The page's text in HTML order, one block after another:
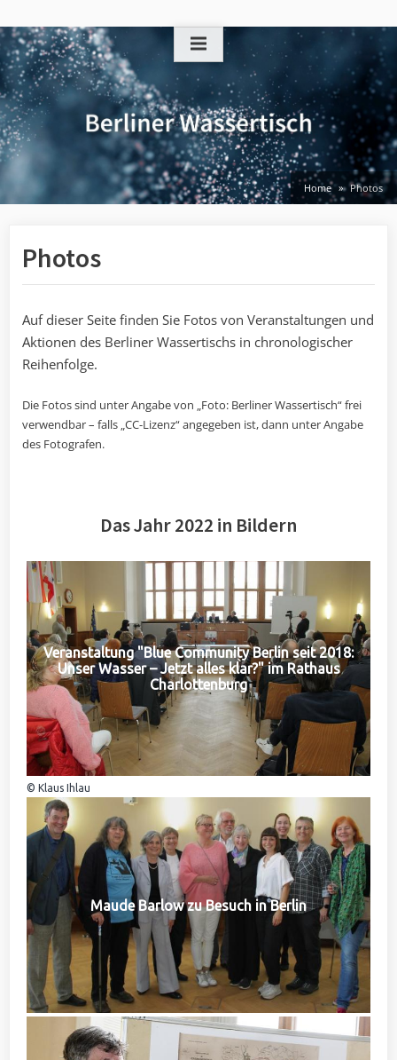
to
content
Home Photos
Photos
Auf dieser Seite finden Sie Fotos von Veranstaltungen und
Aktionen des Berliner Wassertischs in chronologischer
Reihenfolge.
Die Fotos sind unter Angabe von „Foto: Berliner Wassertisch“ frei
verwendbar – falls „CC-Lizenz“ angegeben ist, dann unter Angabe
des Fotografen.
Das Jahr 2022 in Bildern
Veranstaltung "Blue Community Berlin seit 2018:
Unser Wasser – Jetzt alles klar?" im Rathaus
Charlottenburg
© Klaus Ihlau
Maude Barlow zu Besuch in Berlin